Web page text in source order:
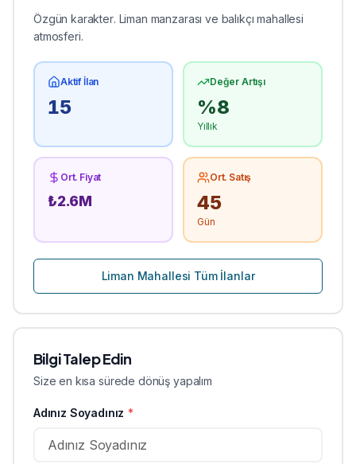
Özgün karakter. Liman manzarası ve balıkçı mahallesi
atmosferi.
Aktif İlan
15
Değer Artışı
%8
Yıllık
Ort. Fiyat
₺2.6M
Ort. Satış
45
Gün
Liman Mahallesi Tüm İlanlar
Bilgi Talep Edin
Size en kısa sürede dönüş yapalım
Adınız Soyadınız *